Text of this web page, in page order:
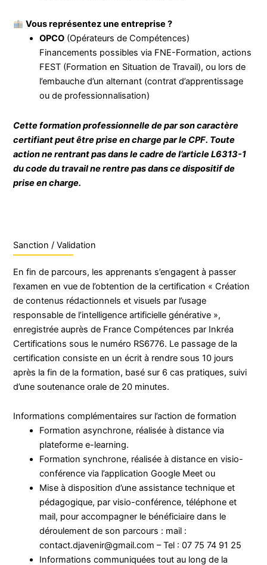
Vous représentez une entreprise ?
OPCO (Opérateurs de Compétences)
Financements possibles via FNE-Formation, actions
FEST (Formation en Situation de Travail), ou lors de
l’embauche d’un alternant (contrat d’apprentissage
ou de professionnalisation)
Cette formation professionnelle de par son caractère
certifiant peut être prise en charge par le CPF. Toute
action ne rentrant pas dans le cadre de l’article L6313-1
du code du travail ne rentre pas dans ce dispositif de
prise en charge.
Sanction / Validation
En fin de parcours, les apprenants s’engagent à passer
l’examen en vue de l’obtention de la certification « Création
de contenus rédactionnels et visuels par l’usage
responsable de l’intelligence artificielle générative »,
enregistrée auprès de France Compétences par Inkréa
Certifications sous le numéro RS6776. Le passage de la
certification consiste en un écrit à rendre sous 10 jours
après la fin de la formation, basé sur 6 cas pratiques, suivi
d’une soutenance orale de 20 minutes.
Informations complémentaires sur l’action de formation
Formation asynchrone, réalisée à distance via
plateforme e-learning.
Formation synchrone, réalisée à distance en visio-
conférence via l’application Google Meet ou
Mise à disposition d’une assistance technique et
pédagogique, par visio-conférence, téléphone et
mail, pour accompagner le bénéficiaire dans le
déroulement de son parcours : mail :
contact.djavenir@gmail.com – Tel : 07 75 74 91 25
Informations communiquées tout au long de la